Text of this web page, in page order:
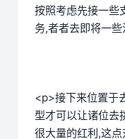
按照考虑先接一些
务,者者去即将一
<p>接下来位置于
型才可以让诸位去
很大量的红利,这点